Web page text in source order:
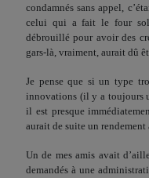
condamnés sans appel,
celui qui a fait le four
débrouillé pour avoir des
gars-là, vraiment, aurait dû
Je pense que si un type
innovations (il y a toujours
il est presque
aurait de suite un
Un de mes amis avait
demandés à une